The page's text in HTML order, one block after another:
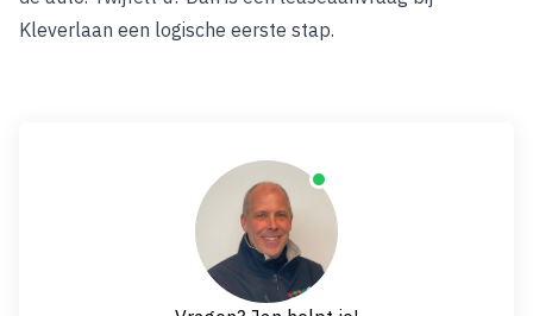
Kleverlaan een logische eerste stap.